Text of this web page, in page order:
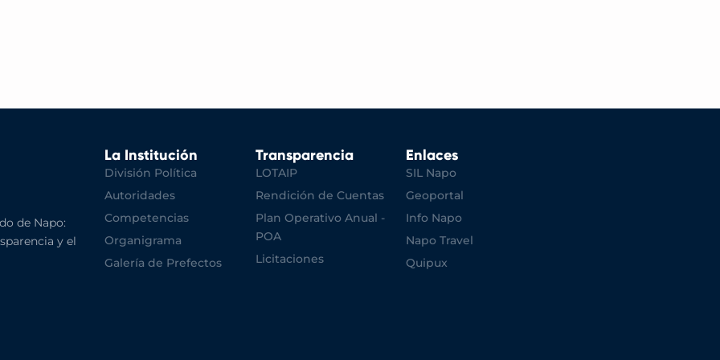
de Napo:
y el
La Institución
División Política
Autoridades
Competencias
Organigrama
Galería de Prefectos
Transparencia
LOTAIP
Rendición de Cuentas
Plan Operativo Anual -
POA
Licitaciones
Enlaces
SIL Napo
Geoportal
Info Napo
Napo Travel
Quipux